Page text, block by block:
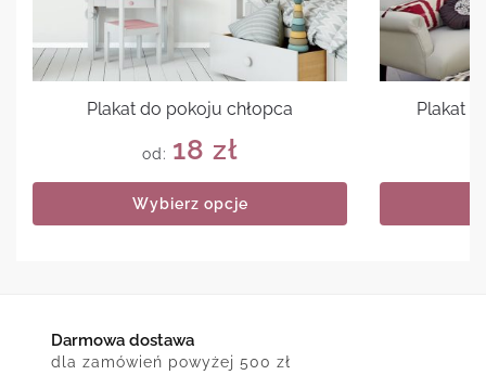
Plakat do pokoju chłopca
od: 18 zł
Wybierz opcje
Plakat
Darmowa dostawa
dla zamówień powyżej 500 zł